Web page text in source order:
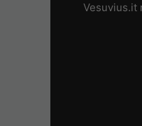
Vesuvius.it